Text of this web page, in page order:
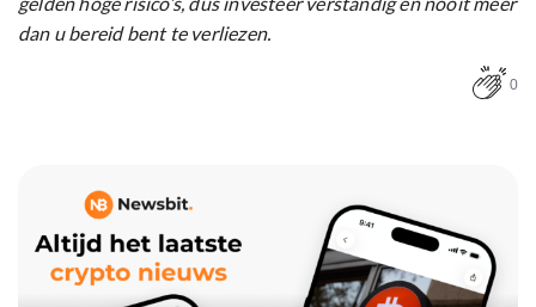
dan u bereid bent te verliezen.
0